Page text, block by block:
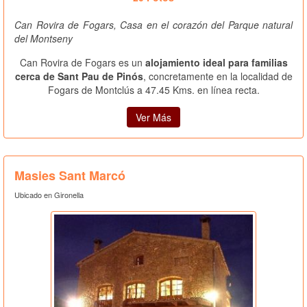
Can Rovira de Fogars, Casa en el corazón del Parque natural
del Montseny
Can Rovira de Fogars es un alojamiento ideal para familias
cerca de Sant Pau de Pinós, concretamente en la localidad de
Fogars de Montclús a 47.45 Kms. en línea recta.
Ver Más
Masies Sant Marcó
Ubicado en Gironella